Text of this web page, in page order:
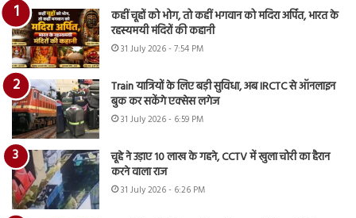
कहीं चूहों को भोग, तो कहीं भगवान को मदिरा अर्पित, भारत के
रहस्यमयी मंदिरों की कहानी
31 July 2026 - 7:54 PM
Train यात्रियों के लिए बड़ी सुविधा, अब IRCTC से ऑनलाइन
बुक कर सकेंगे एक्सेस लगेज
31 July 2026 - 6:59 PM
चूहे ने उड़ाए 10 लाख के गहने, CCTV में खुला चोरी का हैरान
करने वाला राज
31 July 2026 - 6:26 PM